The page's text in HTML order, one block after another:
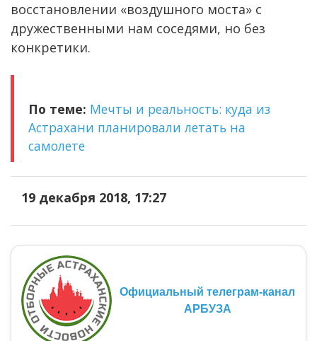
восстановлении «воздушного моста» с
дружественными нам соседями, но без
конкретики.
По теме: Мечты и реальность: куда из
Астрахани планировали летать на
самолете
19 декабря 2018, 17:27
Официальный телеграм-канал
АРБУЗА